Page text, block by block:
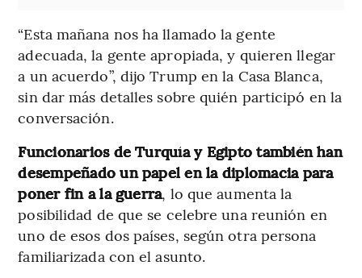
“Esta mañana nos ha llamado la gente
adecuada, la gente apropiada, y quieren llegar
a un acuerdo”, dijo Trump en la Casa Blanca,
sin dar más detalles sobre quién participó en la
conversación.
Funcionarios de Turquía y Egipto también han
desempeñado un papel en la diplomacia para
poner fin a la guerra, lo que aumenta la
posibilidad de que se celebre una reunión en
uno de esos dos países, según otra persona
familiarizada con el asunto.